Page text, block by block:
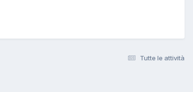
Tutte le attività